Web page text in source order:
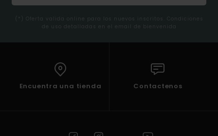
(*) Oferta valida online para los nuevos inscritos. Condiciones
de uso detalladas en el email de bienvenida
Encuentra una tienda Contactenos